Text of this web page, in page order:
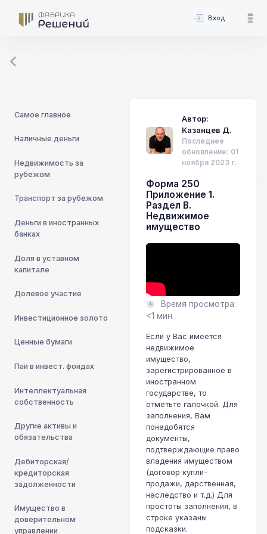
Вход
Самое главное
Наличные деньги
Недвижимость за
рубежом
Транспорт за рубежом
Деньги в иностранных
банках
Доля в уставном
капитале
Долевое участие
Инвестиционное золото
Ценные бумаги
Паи в инвест. фондах
Интеллектуальная
собственность
Другие активы и
обязательства
Дебиторская/
кредиторская
задолженности
Имущество в
доверительном
управлении
Автор:
Казанцев Д.
Последнее
обновление: 01
ноября 2023 г.
Форма 250
Приложение 1.
Раздел В.
Недвижимое
имущество
Время просмотра:
<1 мин.
Если у Вас имеется
недвижимое
имущество,
зарегистрированное в
иностранном
государстве, то
отметьте галочкой. Для
заполнения, Вам
понадобятся
документы,
подтверждающие право
владения имуществом
(договор купли-
продажи, дарственная,
наследство и т.д.) Для
простоты заполнения, в
строке указаны
подсказки.